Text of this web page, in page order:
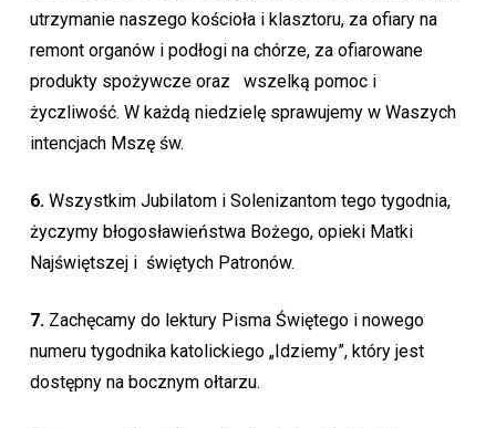
utrzymanie naszego kościoła i klasztoru, za ofiary na
remont organów i podłogi na chórze, za ofiarowane
produkty spożywcze oraz wszelką pomoc i
życzliwość. W każdą niedzielę sprawujemy w Waszych
intencjach Mszę św.
6.Wszystkim Jubilatom i Solenizantom tego tygodnia,
życzymy błogosławieństwa Bożego, opieki Matki
Najświętszej i świętych Patronów.
7.Zachęcamy do lektury Pisma Świętego i nowego
numeru tygodnika katolickiego „Idziemy”, który jest
dostępny na bocznym ołtarzu.